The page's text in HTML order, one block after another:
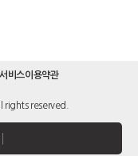
서비스이용약관
reserved.